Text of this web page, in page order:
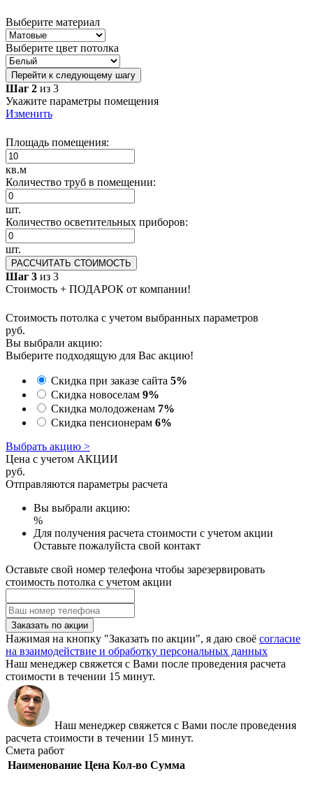
Выберите материал
Выберите цвет потолка
Перейти к следующему шагу
Шаг 2 из 3
Укажите параметры помещения
Изменить
Площадь помещения:
кв.м
Количество труб в помещении:
шт.
Количество осветительных приборов:
шт.
РАССЧИТАТЬ СТОИМОСТЬ
Шаг 3 из 3
Стоимость + ПОДАРОК от компании!
Стоимость потолка с учетом выбранных параметров
руб.
Вы выбрали акцию:
Выберите подходящую для Вас акцию!
Скидка при заказе сайта 5%
Скидка новоселам 9%
Скидка молодоженам 7%
Скидка пенсионерам 6%
Выбрать акцию >
Цена с учетом АКЦИИ
руб.
Отправляются параметры расчета
Вы выбрали акцию:
%
Для получения расчета стоимости с учетом акции
Оставьте пожалуйста свой контакт
Оставьте свой номер телефона чтобы зарезервировать
стоимость потолка с учетом акции
Заказать по акции
Нажимая на кнопку "Заказать по акции", я даю своё согласие
на взаимодействие и обработку персональных данных
Наш менеджер свяжется с Вами после проведения расчета
стоимости в течении 15 минут.
Наш менеджер свяжется с Вами после проведения
расчета стоимости в течении 15 минут.
Смета работ
Наименование Цена Кол-во Сумма